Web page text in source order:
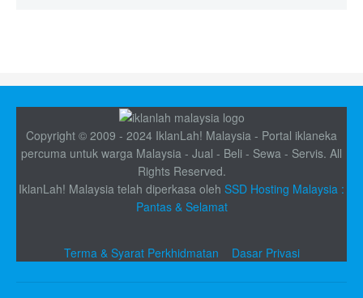
Copyright © 2009 - 2024 IklanLah! Malaysia - Portal iklaneka
percuma untuk warga Malaysia - Jual - Beli - Sewa - Servis. All
Rights Reserved.
IklanLah! Malaysia telah diperkasa oleh SSD Hosting Malaysia :
Pantas & Selamat
Terma & Syarat Perkhidmatan Dasar Privasi